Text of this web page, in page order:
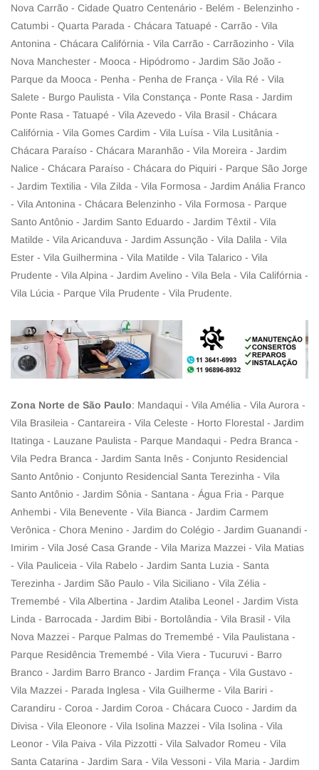
Nova Carrão - Cidade Quatro Centenário - Belém - Belenzinho -
Catumbi - Quarta Parada - Chácara Tatuapé - Carrão - Vila
Antonina - Chácara Califórnia - Vila Carrão - Carrãozinho - Vila
Nova Manchester - Mooca - Hipódromo - Jardim São João -
Parque da Mooca - Penha - Penha de França - Vila Ré - Vila
Salete - Burgo Paulista - Vila Constança - Ponte Rasa - Jardim
Ponte Rasa - Tatuapé - Vila Azevedo - Vila Brasil - Chácara
Califórnia - Vila Gomes Cardim - Vila Luísa - Vila Lusitânia -
Chácara Paraíso - Chácara Maranhão - Vila Moreira - Jardim
Nalice - Chácara Paraíso - Chácara do Piquiri - Parque São Jorge
- Jardim Textilia - Vila Zilda - Vila Formosa - Jardim Anália Franco
- Vila Antonina - Chácara Belenzinho - Vila Formosa - Parque
Santo Antônio - Jardim Santo Eduardo - Jardim Têxtil - Vila
Matilde - Vila Aricanduva - Jardim Assunção - Vila Dalila - Vila
Ester - Vila Guilhermina - Vila Matilde - Vila Talarico - Vila
Prudente - Vila Alpina - Jardim Avelino - Vila Bela - Vila Califórnia -
Vila Lúcia - Parque Vila Prudente - Vila Prudente.
Zona Norte de São Paulo: Mandaqui - Vila Amélia - Vila Aurora -
Vila Brasileia - Cantareira - Vila Celeste - Horto Florestal - Jardim
Itatinga - Lauzane Paulista - Parque Mandaqui - Pedra Branca -
Vila Pedra Branca - Jardim Santa Inês - Conjunto Residencial
Santo Antônio - Conjunto Residencial Santa Terezinha - Vila
Santo Antônio - Jardim Sônia - Santana - Água Fria - Parque
Anhembi - Vila Benevente - Vila Bianca - Jardim Carmem
Verônica - Chora Menino - Jardim do Colégio - Jardim Guanandi -
Imirim - Vila José Casa Grande - Vila Mariza Mazzei - Vila Matias
- Vila Pauliceia - Vila Rabelo - Jardim Santa Luzia - Santa
Terezinha - Jardim São Paulo - Vila Siciliano - Vila Zélia -
Tremembé - Vila Albertina - Jardim Ataliba Leonel - Jardim Vista
Linda - Barrocada - Jardim Bibi - Bortolândia - Vila Brasil - Vila
Nova Mazzei - Parque Palmas do Tremembé - Vila Paulistana -
Parque Residência Tremembé - Vila Viera - Tucuruvi - Barro
Branco - Jardim Barro Branco - Jardim França - Vila Gustavo -
Vila Mazzei - Parada Inglesa - Vila Guilherme - Vila Bariri -
Carandiru - Coroa - Jardim Coroa - Chácara Cuoco - Jardim da
Divisa - Vila Eleonore - Vila Isolina Mazzei - Vila Isolina - Vila
Leonor - Vila Paiva - Vila Pizzotti - Vila Salvador Romeu - Vila
Santa Catarina - Jardim Sara - Vila Vessoni - Vila Maria - Jardim